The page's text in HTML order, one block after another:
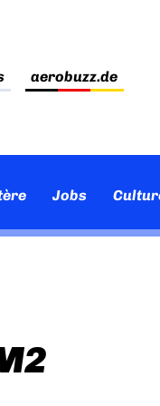
aerobuzz.de
Jobs